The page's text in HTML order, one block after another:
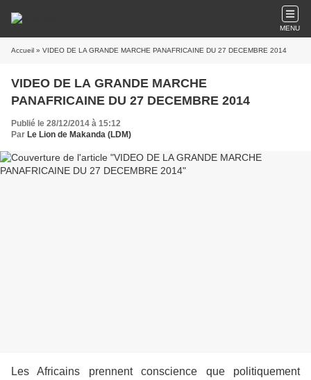
MENU
Accueil » VIDEO DE LA GRANDE MARCHE PANAFRICAINE DU 27 DECEMBRE 2014
VIDEO DE LA GRANDE MARCHE
PANAFRICAINE DU 27 DECEMBRE 2014
Publié le 28/12/2014 à 15:12
Par Le Lion de Makanda (LDM)
Les Africains prennent conscience que politiquement